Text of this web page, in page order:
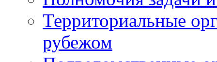
Территориальные
рубежом